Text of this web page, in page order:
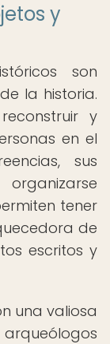
y
son
la historia.
y
en el
sus
tener
de
escritos y
una valiosa